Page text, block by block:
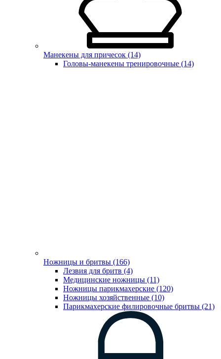
Манекены для причесок (14)
Головы-манекены тренировочные (14)
Ножницы и бритвы (166)
Лезвия для бритв (4)
Медицинские ножницы (11)
Ножницы парикмахерские (120)
Ножницы хозяйственные (10)
Парикмахерские филировочные бритвы (21)